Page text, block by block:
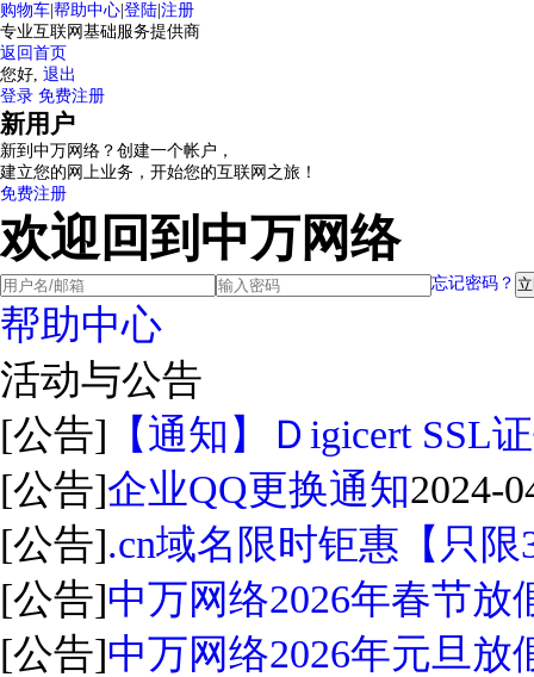
购物车 帮助中心 登陆 注册
专业互联网基础服务提供商
返回首页
您好, 退出
登录 免费注册
新用户
新到中万网络？创建一个帐户，
建立您的网上业务，开始您的互联网之旅！
免费注册
欢迎回到中万网络
忘记密码？
帮助中心
活动与公告
[公告] 【通知】Ｄigicert SSL
[公告]企业QQ更换通知2024-
[公告].cn域名限时钜惠【只限
[公告]中万网络2026年春节放
[公告]中万网络2026年元旦放